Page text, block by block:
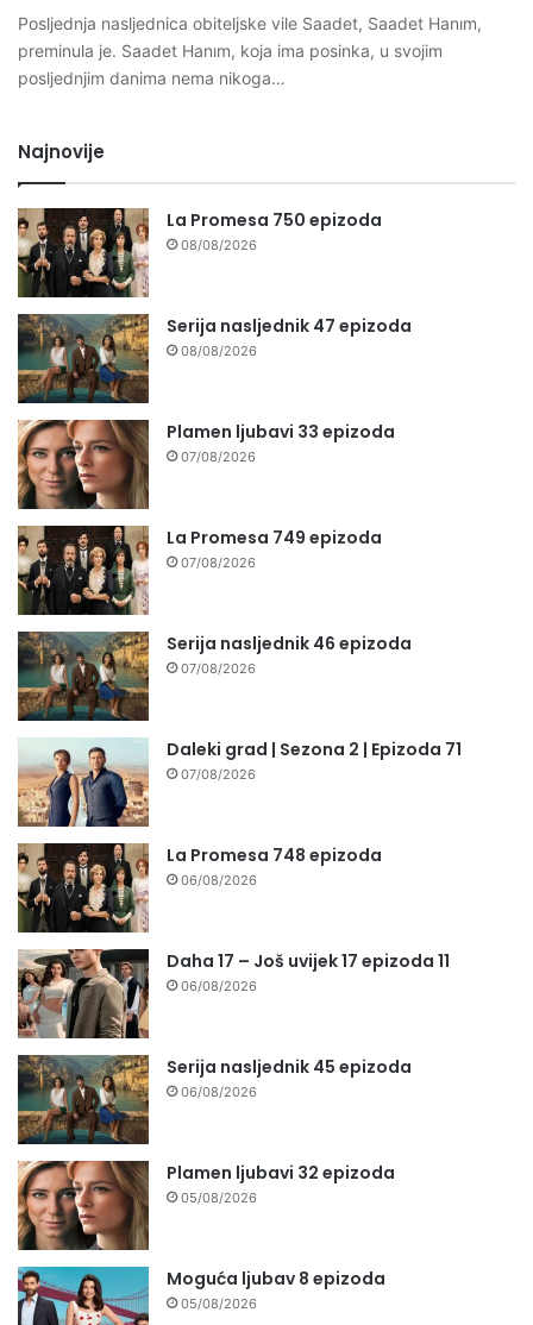
Posljednja nasljednica obiteljske vile Saadet, Saadet Hanım,
preminula je. Saadet Hanım, koja ima posinka, u svojim
posljednjim danima nema nikoga…
Najnovije
La Promesa 750 epizoda
08/08/2026
Serija nasljednik 47 epizoda
08/08/2026
Plamen ljubavi 33 epizoda
07/08/2026
La Promesa 749 epizoda
07/08/2026
Serija nasljednik 46 epizoda
07/08/2026
Daleki grad | Sezona 2 | Epizoda 71
07/08/2026
La Promesa 748 epizoda
06/08/2026
Daha 17 – Još uvijek 17 epizoda 11
06/08/2026
Serija nasljednik 45 epizoda
06/08/2026
Plamen ljubavi 32 epizoda
05/08/2026
Moguća ljubav 8 epizoda
05/08/2026